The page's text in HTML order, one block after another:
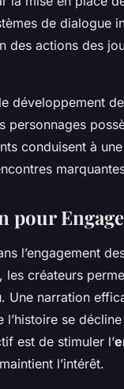
de dialogue
des actions des
développement
personnages
conduisent à
pour
l’engagement
créateurs
Une narration
se
est de stimuler l’
l’intérêt.